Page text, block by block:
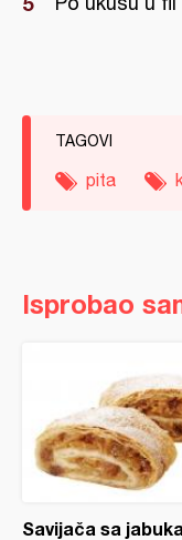
TAGOVI
pita
Isprobao
Savijača sa